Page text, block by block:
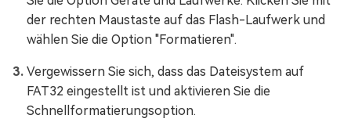
der rechten Maustaste auf das Flash-Laufwerk und
wählen Sie die Option "Formatieren".
Vergewissern Sie sich, dass das Dateisystem auf
FAT32 eingestellt ist und aktivieren Sie die
Schnellformatierungsoption.